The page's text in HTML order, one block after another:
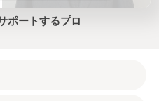
ポートするプロ